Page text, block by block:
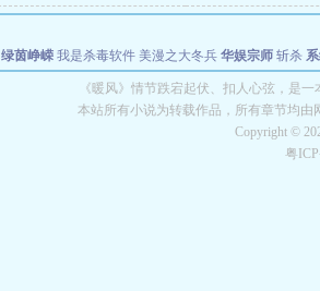
绿茵峥嵘 我是杀毒软件 美漫之大冬兵 华娱宗师 斩杀
都市全能巨星 绝对交易 全职武神 位面复
《暖风》情节跌宕起伏、扣人心弦，是
本站所有小说为转载作品，所有章节均
Copyright ©
粤